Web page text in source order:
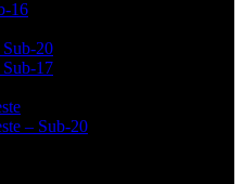
16
20
17
– Sub-20